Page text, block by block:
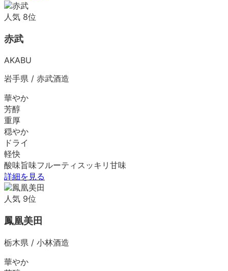
人気 8位
赤武
AKABU
岩手県 / 赤武酒造
華やか
芳醇
重厚
穏やか
ドライ
軽快
酸味旨味フルーティ スッキリ 甘味
詳細を見る
人気 9位
鳳凰美田
栃木県 / 小林酒造
華やか